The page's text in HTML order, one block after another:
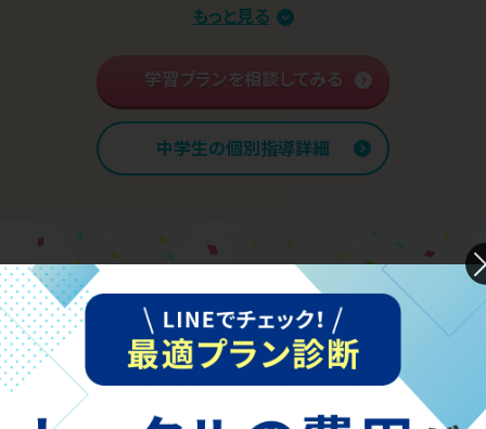
学習内容 基礎固め プラン
英語資格検定対策
中学入学準備
高校学習先取り
もっと見る
学習プランを相談してみる
中学生の個別指導詳細
“気持ちを理解してくれる”
担当の先生と乗り越えた先輩たち
廣井